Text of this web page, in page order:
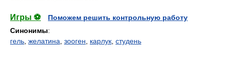
Игры ⚽
Поможем решить контрольную работу
Синонимы:
гель желатина зооген карлук студень